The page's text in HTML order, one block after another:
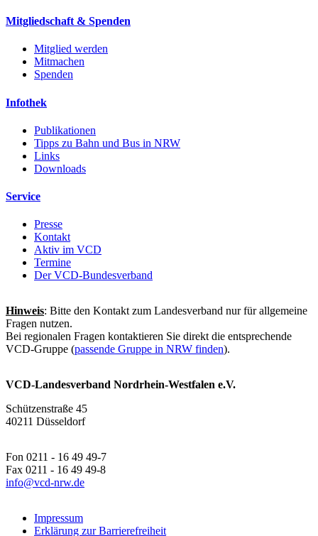
Mitgliedschaft & Spenden
Mitglied werden
Mitmachen
Spenden
Infothek
Publikationen
Tipps zu Bahn und Bus in NRW
Links
Downloads
Service
Presse
Kontakt
Aktiv im VCD
Termine
Der VCD-Bundesverband
Hinweis: Bitte den Kontakt zum Landesverband nur für allgemeine
Fragen nutzen.
Bei regionalen Fragen kontaktieren Sie direkt die entsprechende
VCD-Gruppe (passende Gruppe in NRW finden).
VCD-Landesverband Nordrhein-Westfalen e.V.
Schützenstraße 45
40211 Düsseldorf
Fon 0211 - 16 49 49-7
Fax 0211 - 16 49 49-8
info@vcd-nrw.de
Impressum
Erklärung zur Barrierefreiheit